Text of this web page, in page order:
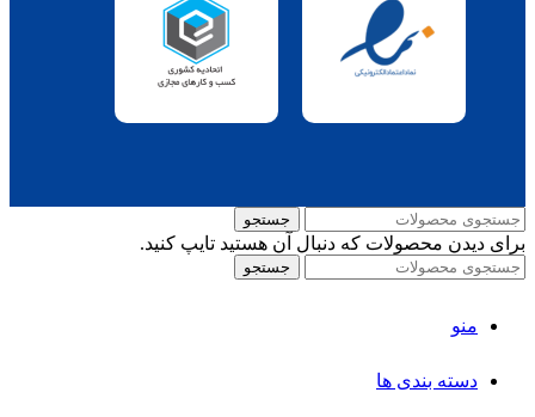
جستجو
برای دیدن محصولات که دنبال آن هستید تایپ کنید.
جستجو
منو
دسته بندی ها